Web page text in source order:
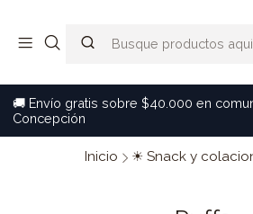
🚚 Envío gratis sobre $40.000 en
Concepción
Inicio ☀ Snack y